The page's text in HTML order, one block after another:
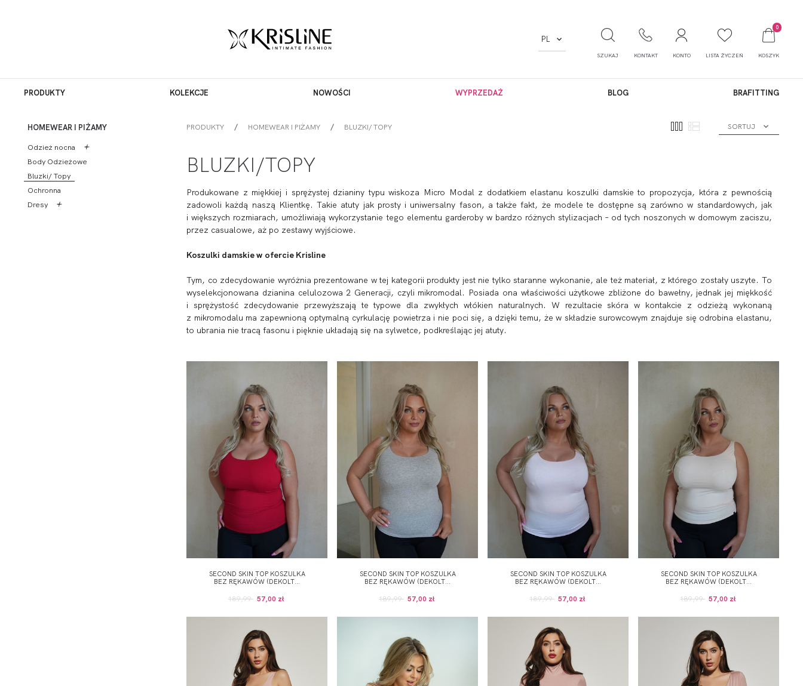
PL
SZUKAJ KONTAKT KONTO LISTA ŻYCZEŃ
0
KOSZYK
PRODUKTY KOLEKCJE NOWOŚCI WYPRZEDAŻ BLOG BRAFITTING
HOMEWEAR I PIŻAMY
+
-
Odzież nocna
Szlafroki
Piżamy
Piżamy Night Comfort
Halki
Body Odzieżowe
Bluzki/ Topy
Ochronna
+
-
Dresy
PRODUKTY HOMEWEAR I PIŻAMY BLUZKI/ TOPY SORTUJ
BLUZKI/TOPY
Produkowane z miękkiej i sprężystej dzianiny typu wiskoza Micro Modal z dodatkiem elastanu koszulki damskie to propozycja, która z pewnością
zadowoli każdą naszą Klientkę. Takie atuty jak prosty i uniwersalny fason, a także fakt, że modele te dostępne są zarówno w standardowych, jak
i większych rozmiarach, umożliwiają wykorzystanie tego elementu garderoby w bardzo różnych stylizacjach – od tych noszonych w domowym zaciszu,
przez casualowe, aż po zestawy wyjściowe.
Koszulki damskie w ofercie Krisline
Tym, co zdecydowanie wyróżnia prezentowane w tej kategorii produkty jest nie tylko staranne wykonanie, ale też materiał, z którego zostały uszyte. To
wyselekcjonowana dzianina celulozowa 2 Generacji, czyli mikromodal. Posiada ona właściwości użytkowe zbliżone do bawełny, jednak jej miękkość
i sprężystość zdecydowanie przewyższają te typowe dla zwykłych włókien naturalnych. W rezultacie skóra w kontakcie z odzieżą wykonaną
z mikromodalu ma zapewnioną optymalną cyrkulację powietrza i nie poci się, a dzięki temu, że w składzie surowcowym znajduje się odrobina elastanu,
to ubrania nie tracą fasonu i pięknie układają się na sylwetce, podkreślając jej atuty.
SECOND SKIN TOP KOSZULKA
BEZ RĘKAWÓW (DEKOLT...
189,99 57,00 zł
SECOND SKIN TOP KOSZULKA
BEZ RĘKAWÓW (DEKOLT...
189,99 57,00 zł
SECOND SKIN TOP KOSZULKA
BEZ RĘKAWÓW (DEKOLT...
189,99 57,00 zł
SECOND SKIN TOP KOSZULKA
BEZ RĘKAWÓW (DEKOLT...
189,99 57,00 zł